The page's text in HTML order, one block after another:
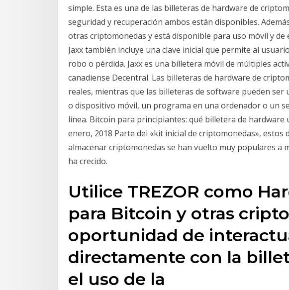
simple. Esta es una de las billeteras de hardware de
seguridad y recuperación ambos están disponibles.
otras criptomonedas y está disponible para uso móvil y
Jaxx también incluye una clave inicial que permite al
robo o pérdida. Jaxx es una billetera móvil de múltiples
canadiense Decentral. Las billeteras de hardware de
reales, mientras que las billeteras de software pueden ser
o dispositivo móvil, un programa en una ordenador o un
línea. Bitcoin para principiantes: qué billetera de hardware
enero, 2018 Parte del «kit inicial de criptomonedas»,
almacenar criptomonedas se han vuelto muy populares a
ha crecido.
Utilice TREZOR como
para Bitcoin y otras
oportunidad de
directamente con la
el uso de la